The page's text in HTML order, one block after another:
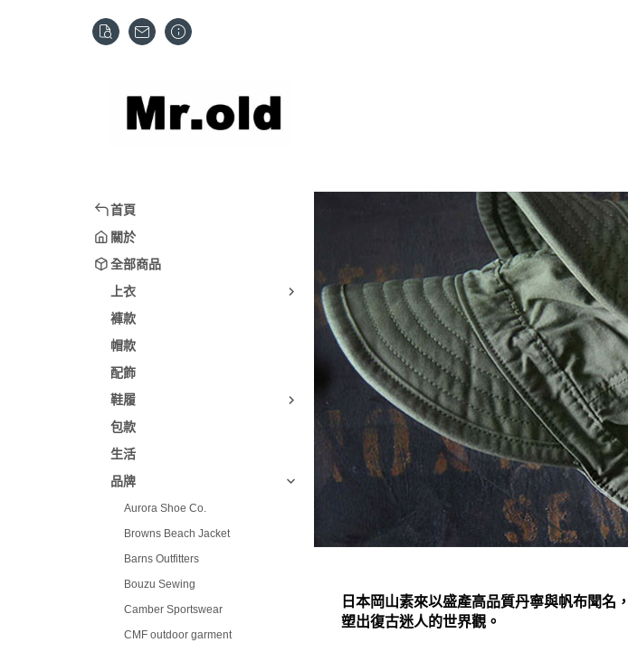
首頁
關於
全部商品
上衣
褲款
帽款
配飾
鞋履
包款
生活
品牌
Aurora Shoe Co.
Browns Beach Jacket
Barns Outfitters
Bouzu Sewing
Camber Sportswear
CMF outdoor garment
日本岡山素來以盛產高品質丹寧與帆布聞名
塑出復古迷人的世界觀。